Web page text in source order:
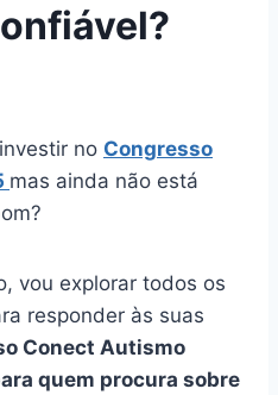
no Congresso
mas ainda não está
vou explorar todos os
responder às suas
Conect Autismo
quem procura sobre